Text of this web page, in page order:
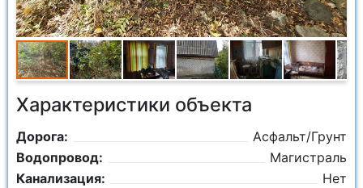
Характеристики объекта
Дорога:
Асфальт/Грунт
Водопровод:
Магистраль
Канализация:
Нет